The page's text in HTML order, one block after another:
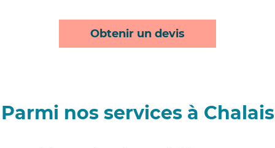
Obtenir un devis
Parmi nos services à Chalais